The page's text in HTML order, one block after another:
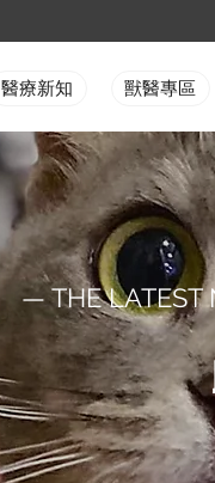
醫療新知 獸醫專區
— THE LATEST